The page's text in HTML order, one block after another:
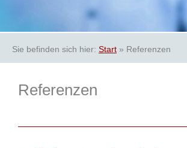
Sie befinden sich hier: Start » Referenzen
Referenzen